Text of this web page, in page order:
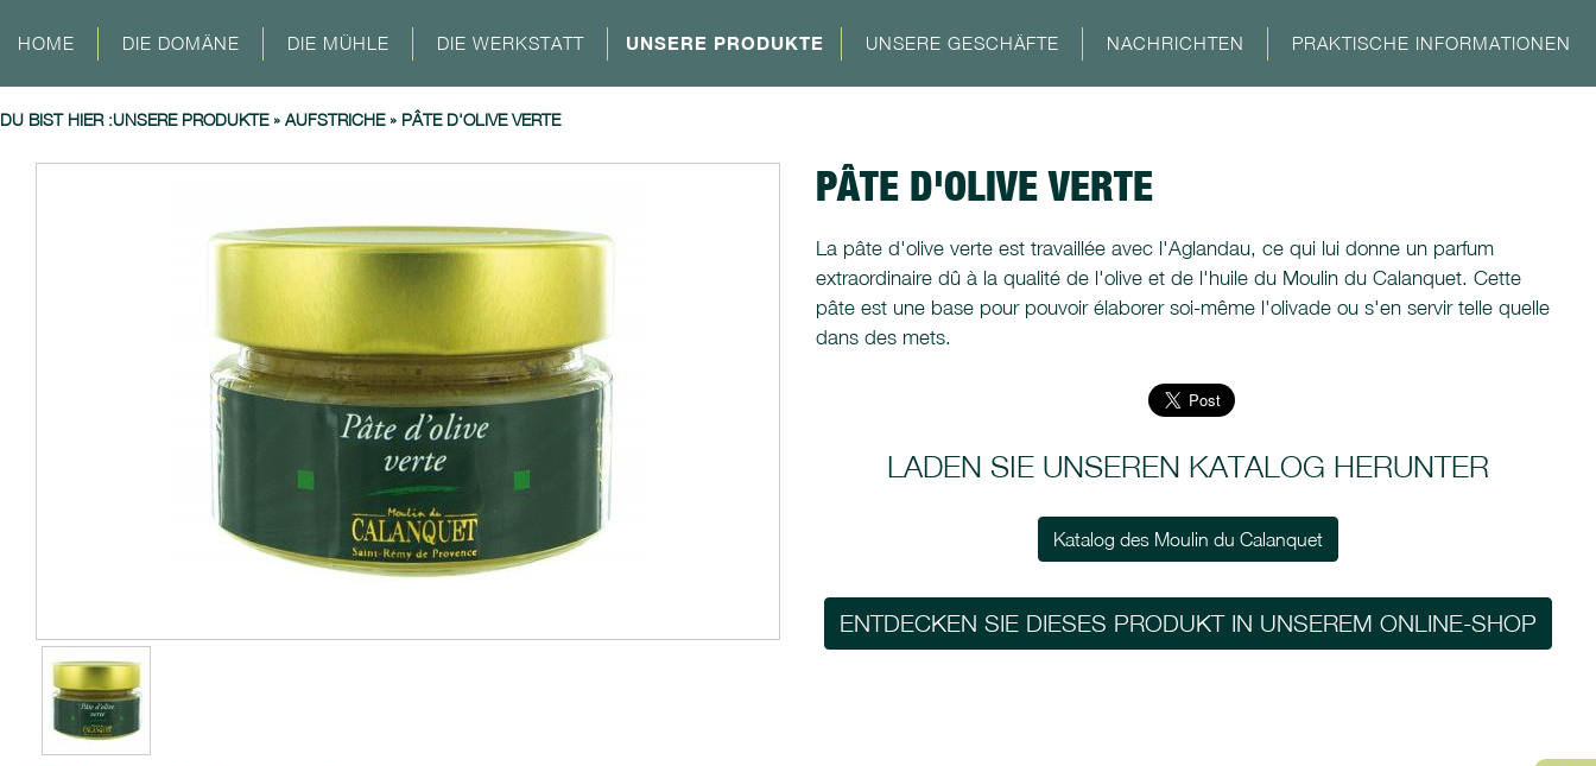
HOME DIE DOMÄNE DIE MÜHLE DIE WERKSTATT UNSERE PRODUKTE UNSERE GESCHÄFTE NACHRICHTEN PRAKTISCHE INFORMATIONEN
DU BIST HIER :UNSERE PRODUKTE» AUFSTRICHE» PÂTE D'OLIVE VERTE
PÂTE D'OLIVE VERTE
La pâte d'olive verte est travaillée avec l'Aglandau, ce qui lui donne un parfum
extraordinaire dû à la qualité de l'olive et de l'huile du Moulin du Calanquet. Cette
pâte est une base pour pouvoir élaborer soi-même l'olivade ou s'en servir telle quelle
dans des mets.
LADEN SIE UNSEREN KATALOG HERUNTER
Katalog des Moulin du Calanquet
ENTDECKEN SIE DIESES PRODUKT IN UNSEREM ONLINE-SHOP